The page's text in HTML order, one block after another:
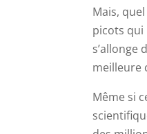
Mais,
picots qui
s’allonge
meilleure
Même si